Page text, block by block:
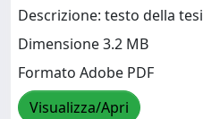
Descrizione: testo della tesi
Dimensione 3.2 MB
Formato Adobe PDF
Visualizza/Apri